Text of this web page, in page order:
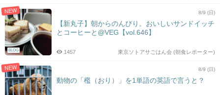
NEW
BLOG
8/9 (日)
【新丸子】朝からのんびり。おいしいサンドイッチ
とコーヒーと@VEG【vol.646】
東京ソトアサごはん会 (朝食レポーター)
1457
NEW 8/9 (日)
動物の「檻（おり）」を1単語の英語で言うと？